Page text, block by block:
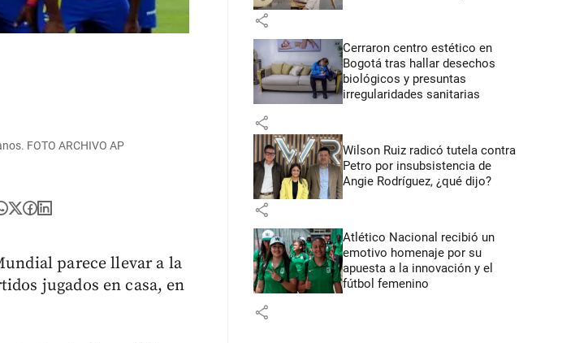
FOTO ARCHIVO AP
parece llevar a la
jugados en casa, en
share
Cerraron centro estético en
Bogotá tras hallar desechos
biológicos y presuntas
irregularidades sanitarias
share
Wilson Ruiz radicó tutela contra
Petro por insubsistencia de
Angie Rodríguez, ¿qué dijo?
share
Atlético Nacional recibió un
emotivo homenaje por su
apuesta a la innovación y el
fútbol femenino
share